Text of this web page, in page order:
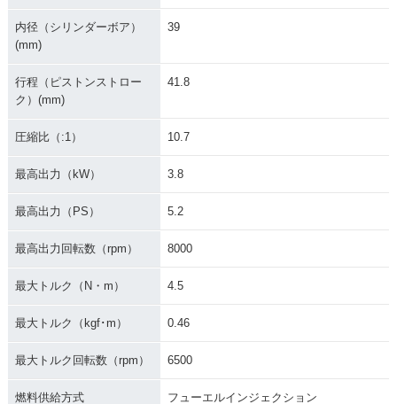
V50G・追加
V50・マイナーチェ
V50G・新登場
V50・新登場
V50
内径（シリンダーボア）
(mm)
39
行程（ピストンストロー
ク）(mm)
41.8
圧縮比（:1） 10.7
最高出力（kW） 3.8
最高出力（PS） 5.2
最高出力回転数（rpm） 8000
最大トルク（N・m） 4.5
最大トルク（kgf･m） 0.46
最大トルク回転数（rpm） 6500
燃料供給方式 フューエルインジェクション